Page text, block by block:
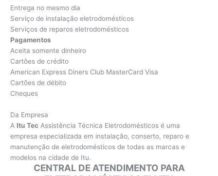
Entrega no mesmo dia
Serviço de instalação eletrodomésticos
Serviços de reparos eletrodomésticos
Pagamentos
Aceita somente dinheiro
Cartões de crédito
American Express Diners Club MasterCard Visa
Cartões de débito
Cheques
Da Empresa
A Itu Tec Assistência Técnica Eletrodomésticos é uma
empresa especializada em instalação, conserto, reparo e
manutenção de eletrodomésticos de todas as marcas e
modelos na cidade de Itu.
CENTRAL DE ATENDIMENTO PARA